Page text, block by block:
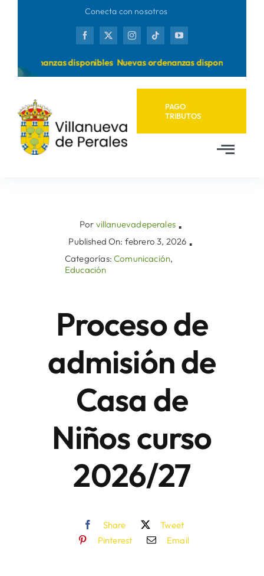
Conecta con nosotros
ordenanzas disponibles Nuevas ordenanzas disponibles
PAGO
TRIBUTOS
Ayuntamiento
Sede Electrónica
Por villanuevadeperales ▪
Published On: febrero 3, 2026 ▪
Categorías:Comunicación,
Educación
Proceso de
admisión de
Casa de
Niños curso
2026/27
Share
Tweet
Pinterest
Email